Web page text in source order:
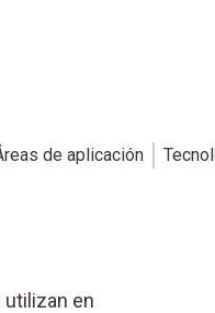
de aplicación
en